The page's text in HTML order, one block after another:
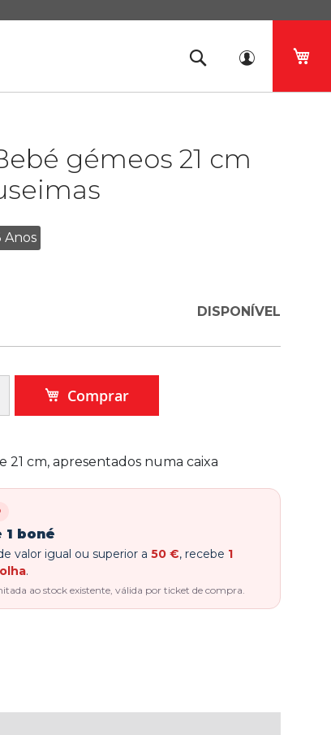
gémeos 21 cm
Anos
DISPONÍVEL
Comprar
21 cm, apresentados numa caixa
1 boné
valor igual ou superior a 50 €, recebe 1
.
ao stock existente, válida por ticket de compra.